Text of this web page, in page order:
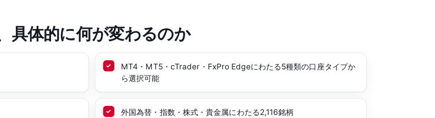
具体的に何が変わるのか
MT4・MT5・cTrader・FxPro Edgeにわたる5種類の口座タイプか
ら選択可能
外国為替・指数・株式・貴金属にわたる2,116銘柄